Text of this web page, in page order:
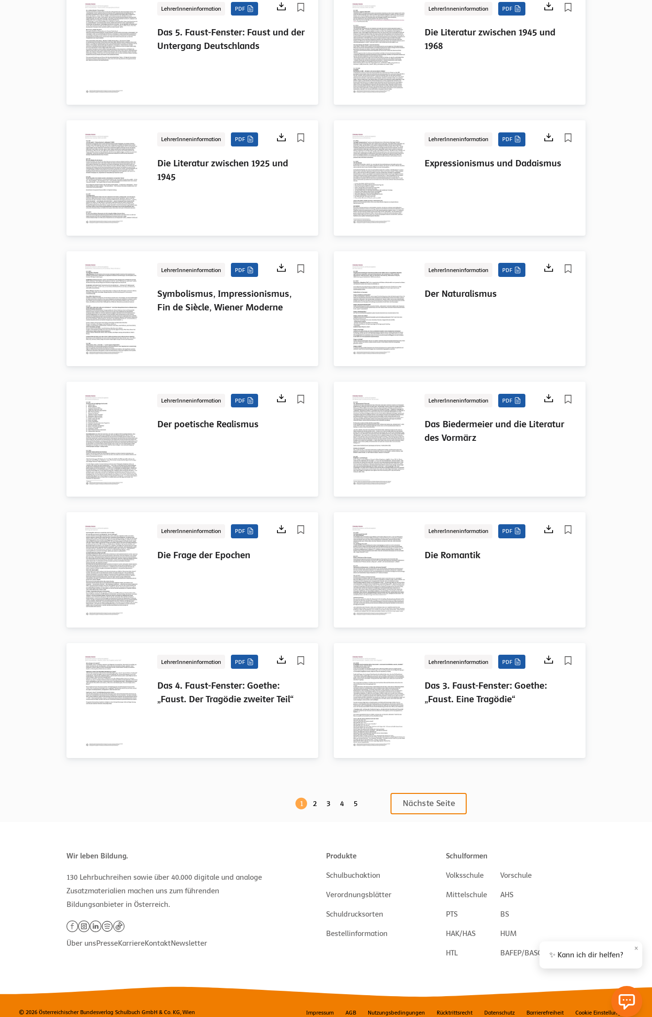
LehrerInneninformation PDF
Das 5. Faust-Fenster: Faust und der
Untergang Deutschlands
LehrerInneninformation PDF
Die Literatur zwischen 1945 und
1968
LehrerInneninformation PDF
Die Literatur zwischen 1925 und
1945
LehrerInneninformation PDF
Expressionismus und Dadaismus
LehrerInneninformation PDF
Symbolismus, Impressionismus,
Fin de Siècle, Wiener Moderne
LehrerInneninformation PDF
Der Naturalismus
LehrerInneninformation PDF
Der poetische Realismus
LehrerInneninformation PDF
Das Biedermeier und die Literatur
des Vormärz
LehrerInneninformation PDF
Die Frage der Epochen
LehrerInneninformation PDF
Die Romantik
LehrerInneninformation PDF
Das 4. Faust-Fenster: Goethe:
„Faust. Der Tragödie zweiter Teil“
LehrerInneninformation PDF
Das 3. Faust-Fenster: Goethe:
„Faust. Eine Tragödie“
1 2 3 4 5 Nächste Seite
Wir leben Bildung.
130 Lehrbuchreihen sowie über 40.000 digitale und analoge
Zusatzmaterialien machen uns zum führenden
Bildungsanbieter in Österreich.
Über unsPresseKarriereKontaktNewsletter
Produkte
Schulbuchaktion
Verordnungsblätter
Schuldrucksorten
Bestellinformation
Schulformen
Volksschule Vorschule
Mittelschule AHS
PTS BS
HAK/HAS HUM
HTL BAFEP/BASOP
© 2026 Österreichischer Bundesverlag Schulbuch GmbH & Co. KG, Wien Impressum AGB Nutzungsbedingungen Rücktrittsrecht Datenschutz Barrierefreiheit Cookie Einstellungen
✨ Kann ich dir helfen?
×